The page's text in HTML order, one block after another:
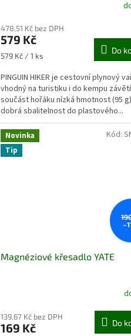
478,51 Kč bez DPH
579 Kč
Měrná
579 Kč / 1 ks
Do
PINGUIN HIKER je cestovní plynový
vhodný na turistiku i do kempu
součást hořáku nízká hmotnost (95 g)
dobrá sbalitelnost do plastového...
Novinka
Tip
Magnéziové křesadlo YATE
139,67 Kč bez DPH
169 Kč Do
Kód: